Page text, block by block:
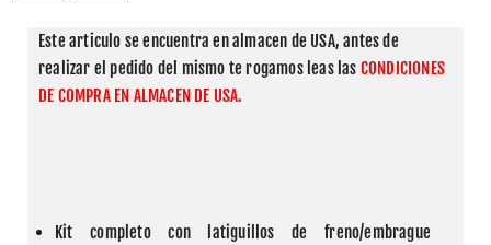
Este articulo se encuentra en almacen de USA, antes de
realizar el pedido del mismo te rogamos leas las CONDICIONES
DE COMPRA EN ALMACEN DE USA.
Kit completo con latiguillos de freno/embrague